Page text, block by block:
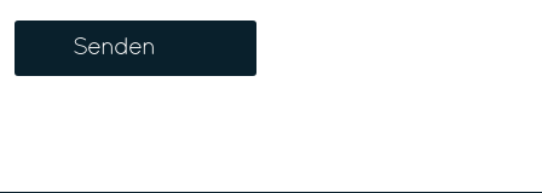
Senden